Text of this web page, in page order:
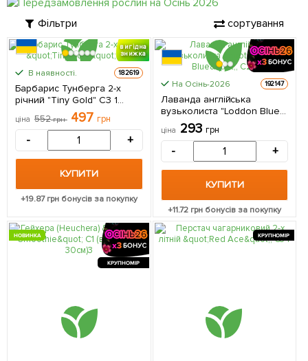
Фільтри сортування
вигідна
знижка
КРУПНОМІР
В наявності. 182619
Барбарис Тунберга 2-х
річний "Tiny Gold" С3 1
саджанець в упаковці
ціна 552грн 497 грн
- +
КУПИТИ
+19.87грн бонусів за покупку
КРУПНОМІР
На Осінь-2026 192147
Лаванда англійська
вузьколиста "Loddon Blue",
С2 1 саджанець в упаковці
ціна 293 грн
- +
КУПИТИ
+11.72 грн бонусів за покупку
КРУПНОМІР
НОВИНКА КРУПНОМІР